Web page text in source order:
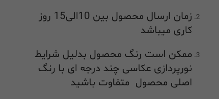
زمان ارسال محصول بین 10الی15 روز
کاری میباشد
ممکن است رنگ محصول بدلیل شرایط
نورپردازی عکاسی چند درجه ای با رنگ
اصلی محصول متفاوت باشید